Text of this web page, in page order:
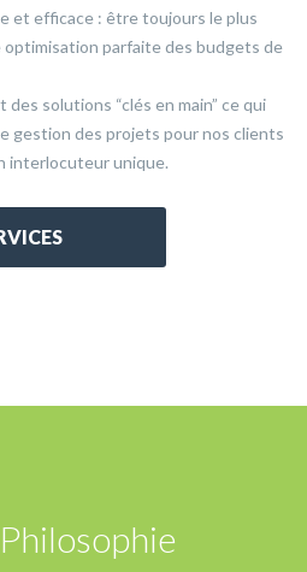
et efficace : être toujours le plus
optimisation parfaite des budgets de
solutions “clés en main” ce qui
gestion des projets pour nos clients
interlocuteur unique.